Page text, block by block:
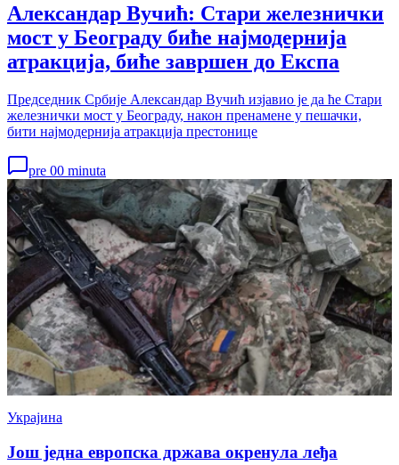
Александар Вучић: Стари железнички
мост у Београду биће најмодернија
атракција, биће завршен до Експа
Председник Србије Александар Вучић изјавио је да ће Стари
железнички мост у Београду, након пренамене у пешачки,
бити најмодернија атракција престонице
pre 00 minuta
Украјина
Још једна европска држава окренула леђа